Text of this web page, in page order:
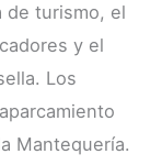
de turismo, el
y el
Los
Mantequería.